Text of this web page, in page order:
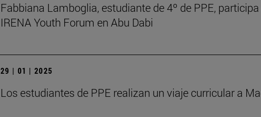
Fabbiana Lamboglia, estudiante de 4º de PPE, participa
IRENA Youth Forum en Abu Dabi
29 | 01 | 2025
Los estudiantes de PPE realizan un viaje curricular a